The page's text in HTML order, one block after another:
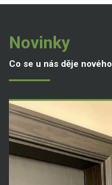
Novinky
Co se u nás děje nového